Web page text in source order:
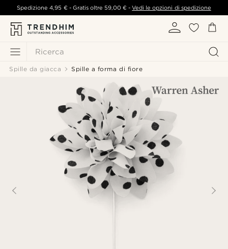
Ricerca
Spedizione4,95 €- Gratis oltre 59,00 € -Vedi le opzioni di spedizione
Spille da giacca Spille a forma di fiore